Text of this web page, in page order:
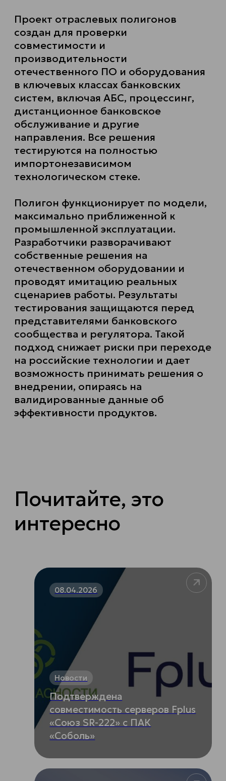
Проект отраслевых полигонов
создан для проверки
совместимости и
производительности
отечественного ПО и оборудования
в ключевых классах банковских
систем, включая АБС, процессинг,
дистанционное банковское
обслуживание и другие
направления. Все решения
тестируются на полностью
импортонезависимом
технологическом стеке.
Полигон функционирует по модели,
максимально приближенной к
промышленной эксплуатации.
Разработчики разворачивают
собственные решения на
отечественном оборудовании и
проводят имитацию реальных
сценариев работы. Результаты
тестирования защищаются перед
представителями банковского
сообщества и регулятора. Такой
подход снижает риски при переходе
на российские технологии и дает
возможность принимать решения о
внедрении, опираясь на
валидированные данные об
эффективности продуктов.
Почитайте, это
интересно
08.04.2026
Новости
Подтверждена
совместимость серверов Fplus
«Союз SR-222» с ПАК
«Соболь»